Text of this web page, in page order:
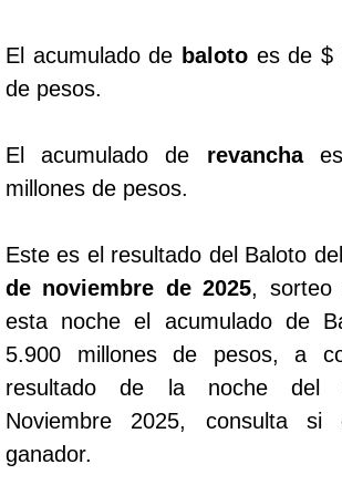
Dorado Mañana
Dorado Noche
Fantástica Día
Fantástica Noche
Motilon Tarde
Motilon Noche
El acumulado de baloto es de $
de pesos.
El acumulado de revanchaes
millones de pesos.
Este es el resultado del Baloto del
de noviembre de 2025, sorteo
esta noche el acumulado de
5.900 millones de pesos, a
resultado de la noche del
Noviembre 2025, consulta
ganador.